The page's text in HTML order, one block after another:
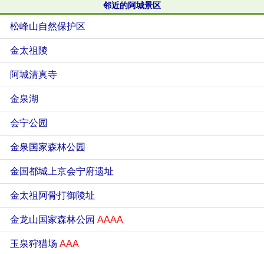
邻近的阿城景区
松峰山自然保护区
金太祖陵
阿城清真寺
金泉湖
会宁公园
金泉国家森林公园
金国都城上京会宁府遗址
金太祖阿骨打御陵址
金龙山国家森林公园 AAAA
玉泉狩猎场 AAA